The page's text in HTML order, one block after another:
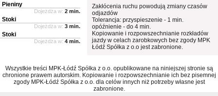
Zakłócenia ruchu powodują zmiany czasów
odjazdów
Tolerancja: przyspieszenie - 1 min.
opóźnienie - do 4 min.
Kopiowanie i rozpowszechnianie rozkładów
jazdy w celach zarobkowych bez zgody MPK
Łódź Spółka z o.o jest zabronione.
Pieniny
Dojeżdża w: 2 min.
Stoki
Dojeżdża w: 3 min.
Stoki
Dojeżdża w: 4 min.
Wszystkie treści MPK-Łódź Spółka z o.o. opublikowane na niniejszej stronie są
chronione prawem autorskim. Kopiowanie i rozpowszechnianie ich bez pisemnej
zgody MPK-Łódź Spółka z o.o. dla celów innych niż potrzeby własne jest
zabronione.